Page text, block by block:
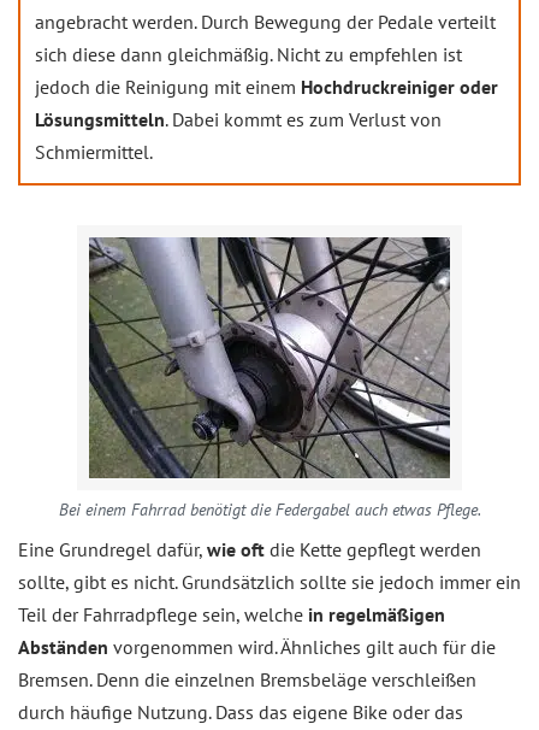
angebracht werden. Durch Bewegung der Pedale verteilt
sich diese dann gleichmäßig. Nicht zu empfehlen ist
jedoch die Reinigung mit einem Hochdruckreiniger oder
Lösungsmitteln. Dabei kommt es zum Verlust von
Schmiermittel.
Bei einem Fahrrad benötigt die Federgabel auch etwas Pflege.
Eine Grundregel dafür, wie oft die Kette gepflegt werden
sollte, gibt es nicht. Grundsätzlich sollte sie jedoch immer ein
Teil der Fahrradpflege sein, welche in regelmäßigen
Abständen vorgenommen wird. Ähnliches gilt auch für die
Bremsen. Denn die einzelnen Bremsbeläge verschleißen
durch häufige Nutzung. Dass das eigene Bike oder das